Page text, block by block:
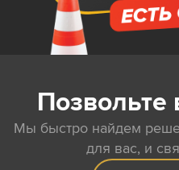
Мы быстро найдем
для вас, и